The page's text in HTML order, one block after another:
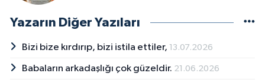
Yazarın Diğer Yazıları
Bizi bize kırdırıp, bizi istila ettiler, 13.07.2026
Babaların arkadaşlığı çok güzeldir. 21.06.2026